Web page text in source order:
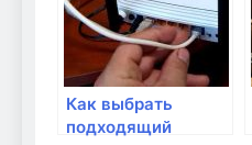
Как выбрать
подходящий